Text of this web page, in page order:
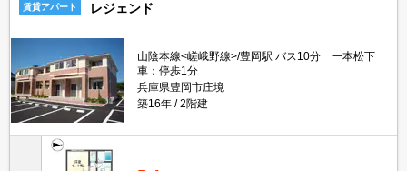
賃貸アパート レジェンド
山陰本線<嵯峨野線>/豊岡駅 バス10分 一本松下
車：停歩1分
兵庫県豊岡市庄境
築16年
2階建